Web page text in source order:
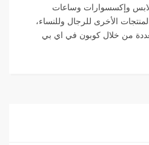
وإكسسوارات وساعات
الأخرى للرجال وللنساء،
من خلال كوبون في اي بي